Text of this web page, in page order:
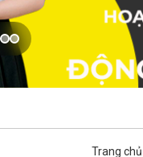
Trang chủ